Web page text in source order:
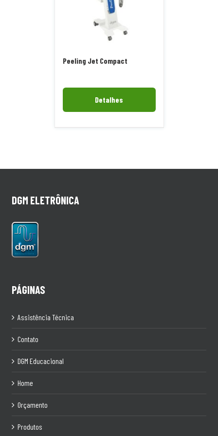
Peeling Jet Compact
Detalhes
DGM ELETRÔNICA
PÁGINAS
Assistência Técnica
Contato
DGM Educacional
Home
Orçamento
Produtos